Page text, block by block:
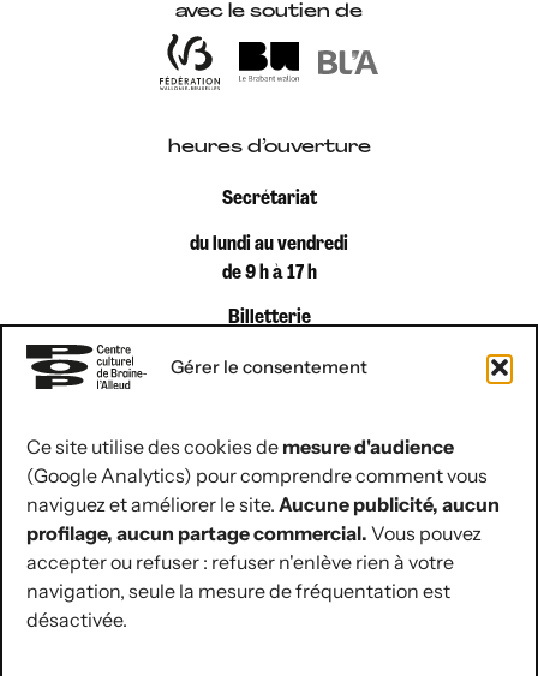
Gérer le consentement
Ce site utilise des cookies de mesure d'audience
(Google Analytics) pour comprendre comment vous
naviguez et améliorer le site. Aucune publicité, aucun
profilage, aucun partage commercial. Vous pouvez
accepter ou refuser : refuser n'enlève rien à votre
navigation, seule la mesure de fréquentation est
désactivée.
avec le soutien de
heures d’ouverture
Secrétariat
du lundi au vendredi
de 9 h à 17 h
Billetterie
du lundi au vendredi
coordonnées de contact
Rue Jules Hans 10
1420 Braine-l’Alleud
02 854 07 30